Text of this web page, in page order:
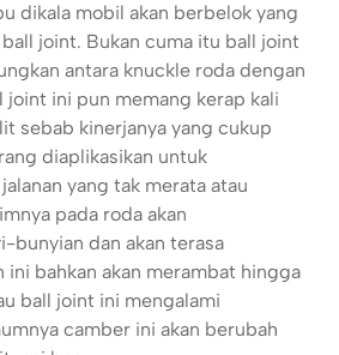
dikala mobil akan berbelok yang
joint. Bukan cuma itu ball joint
antara knuckle roda dengan
joint ini pun memang kerap kali
sebab kinerjanya yang cukup
diaplikasikan untuk
yang tak merata atau
pada roda akan
bunyian dan akan terasa
ini bahkan akan merambat hingga
ball joint ini mengalami
camber ini akan berubah